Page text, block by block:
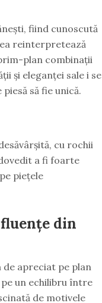
fiind cunoscută
reinterpretează
plan combinații
și eleganței sale i se
să fie unică.
cu rochii
a fi foarte
piețele
din
apreciat pe plan
un echilibru între
de motivele